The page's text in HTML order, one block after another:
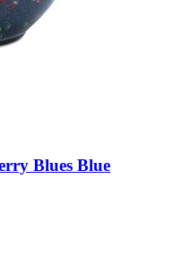
Blues Blue